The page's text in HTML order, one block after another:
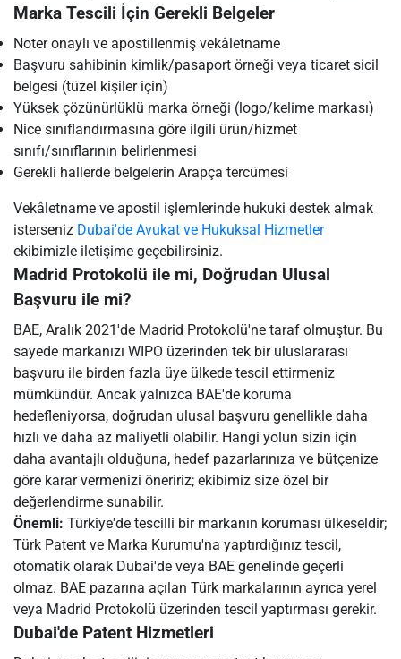
Marka Tescili İçin Gerekli Belgeler
Noter onaylı ve apostillenmiş vekâletname
Başvuru sahibinin kimlik/pasaport örneği veya ticaret sicil
belgesi (tüzel kişiler için)
Yüksek çözünürlüklü marka örneği (logo/kelime markası)
Nice sınıflandırmasına göre ilgili ürün/hizmet
sınıfı/sınıflarının belirlenmesi
Gerekli hallerde belgelerin Arapça tercümesi
Vekâletname ve apostil işlemlerinde hukuki destek almak
isterseniz Dubai'de Avukat ve Hukuksal Hizmetler
ekibimizle iletişime geçebilirsiniz.
Madrid Protokolü ile mi, Doğrudan Ulusal
Başvuru ile mi?
BAE, Aralık 2021'de Madrid Protokolü'ne taraf olmuştur. Bu
sayede markanızı WIPO üzerinden tek bir uluslararası
başvuru ile birden fazla üye ülkede tescil ettirmeniz
mümkündür. Ancak yalnızca BAE'de koruma
hedefleniyorsa, doğrudan ulusal başvuru genellikle daha
hızlı ve daha az maliyetli olabilir. Hangi yolun sizin için
daha avantajlı olduğuna, hedef pazarlarınıza ve bütçenize
göre karar vermenizi öneririz; ekibimiz size özel bir
değerlendirme sunabilir.
Önemli: Türkiye'de tescilli bir markanın koruması ülkeseldir;
Türk Patent ve Marka Kurumu'na yaptırdığınız tescil,
otomatik olarak Dubai'de veya BAE genelinde geçerli
olmaz. BAE pazarına açılan Türk markalarının ayrıca yerel
veya Madrid Protokolü üzerinden tescil yaptırması gerekir.
Dubai'de Patent Hizmetleri